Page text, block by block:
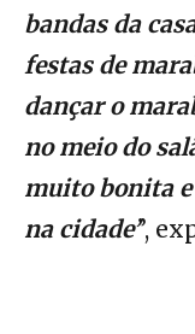
bandas da
festas de
dançar o
no meio do
muito bonita e
na cidade’’,